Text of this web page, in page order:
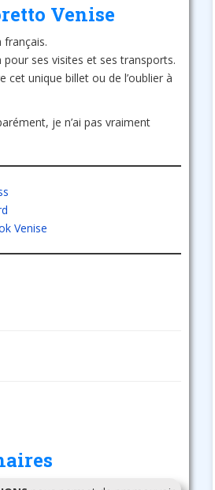
Venise
français.
pour ses visites et ses transports.
cet unique billet ou de l’oublier à
je n’ai pas vraiment
Venise